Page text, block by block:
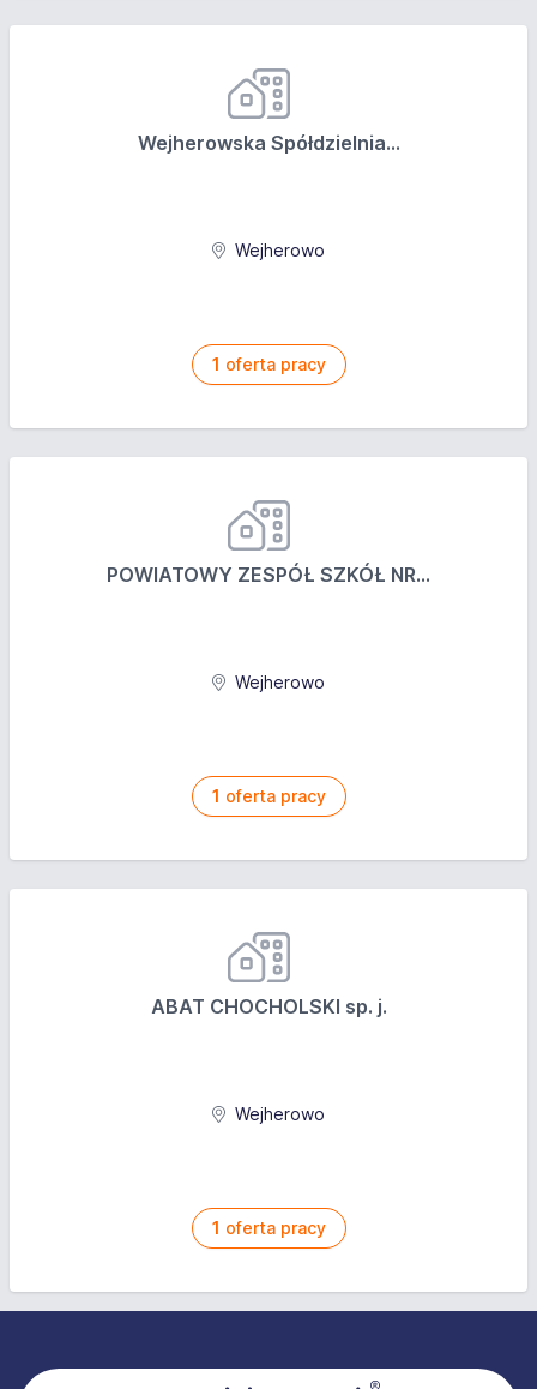
wizerunku lidera branży zajęć sportowych dla dzieci w
wieku przedszkolnym i wczesnoszkolnym w Polsce
(marka Socatots i BSS jest już obecna w 40 miastach w
Polsce i 55 krajach na świecie)
Wejherowska Spółdzielnia...
Wejherowo
1 oferta pracy
POWIATOWY ZESPÓŁ SZKÓŁ NR...
Wejherowo
1 oferta pracy
ABAT CHOCHOLSKI sp. j.
Wejherowo
1 oferta pracy